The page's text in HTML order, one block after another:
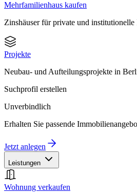
Mehrfamilienhaus kaufen
Zinshäuser für private und institutionelle
Projekte
Neubau- und Aufteilungsprojekte in
Suchprofil erstellen
Unverbindlich
Erhalten Sie passende
Jetzt anlegen
Leistungen
Wohnung verkaufen